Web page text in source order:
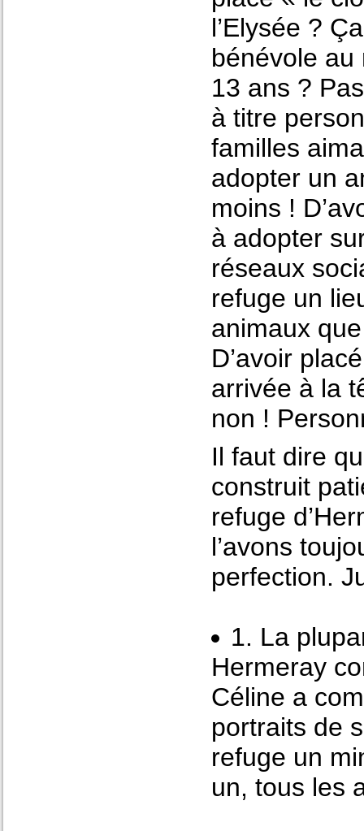
l’Elysée ?
bénévole au
13 ans ?
à titre
familles
adopter un
moins !
à adopter
réseaux
refuge un
animaux
D’avoir
arrivée à la
non !
Il faut dire
construit
refuge
l’avons
perfection.
1. La
Hermeray
Céline a
portraits de
refuge un
un, tous les